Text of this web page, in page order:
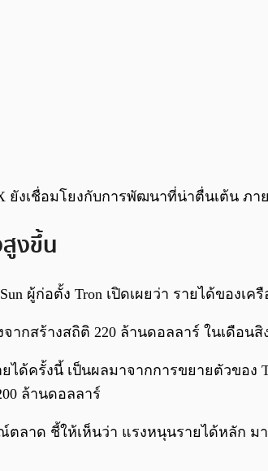
ยังเชื่อมโยงกับการพัฒนาที่น่าตื่นเต้น ภ
งขึ้น
ผู้ก่อตั้ง Tron เปิดเผยว่า รายได้ของ
สร้างสถิติ 220 ล้านดอลลาร์ ในเดือนสิงห
ได้ครั้งนี้ เป็นผลมาจากการขยายตัวของ
ล้านดอลลาร์
ตลาด ชี้ให้เห็นว่า แรงหนุนรายได้หลัก ม